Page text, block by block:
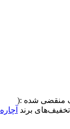
منقضی شده :(
برند آچاره